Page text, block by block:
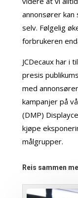
annonsører
selv. Følgelig
forbrukeren
JCDecaux har i
presis
med
kampanjer på
(DMP)
kjøpe
målgrupper.
Reis sammen